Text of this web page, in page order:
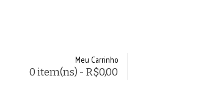
Meu Carrinho
0 item(ns) - R$0,00